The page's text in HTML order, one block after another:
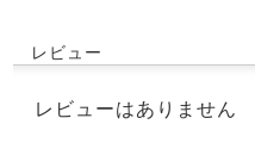
レビュー
レビューはありません